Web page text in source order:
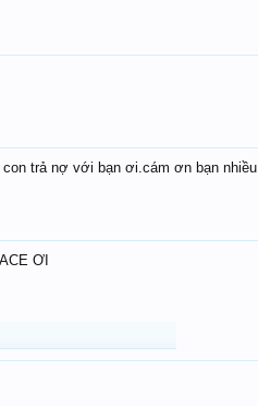
trả nợ với bạn ơi.cám ơn bạn nhiều
ƠI